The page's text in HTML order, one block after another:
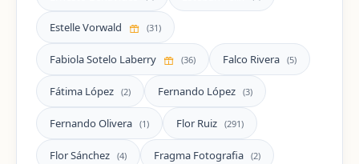
Estelle Vorwald (31)
Fabiola Sotelo Laberry (36) Falco Rivera (5)
Fátima López (2) Fernando López (3)
Fernando Olivera (1) Flor Ruiz (291)
Flor Sánchez (4) Fragma Fotografia (2)